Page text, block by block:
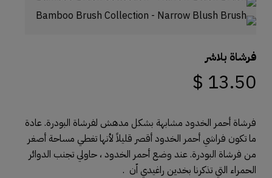
فرشاة بلاشر
$ 13.50
فرشاة أحمر الخدود مشابهة بشكل مدهش لفرشاة البودرة. عادة
ما تكون فراشي أحمر الخدود أقصر قليلاً لأنها تغطي مساحة أصغر
من فرشاة البودرة. عند وضع أحمر الخدود ، حاولي تجنب الدوائر
الحمراء التي تذكرنا بخدين راغيدي اّن .